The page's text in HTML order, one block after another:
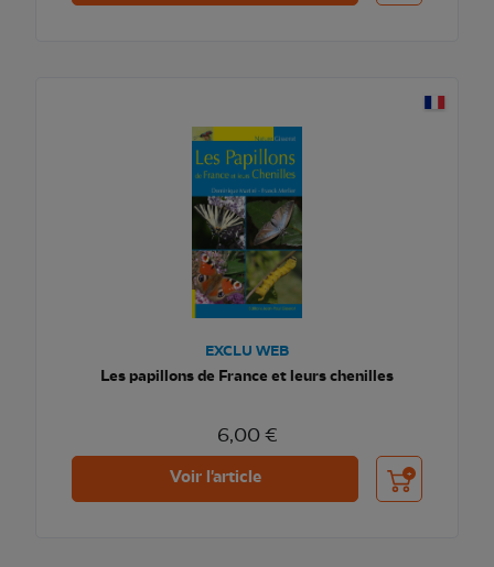
EXCLU WEB
Les papillons de France et leurs chenilles
6,00 €
Voir l'article Ajouter au